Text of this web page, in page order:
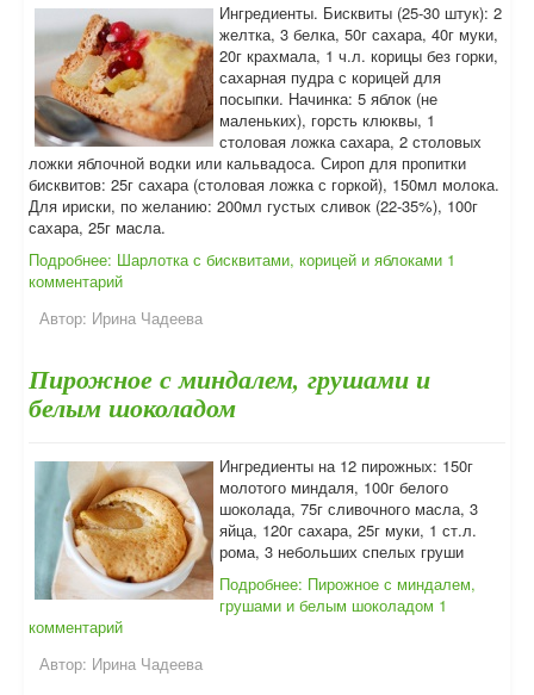
Ингредиенты. Бисквиты (25-30 штук): 2
желтка, 3 белка, 50г сахара, 40г муки,
20г крахмала, 1 ч.л. корицы без горки,
сахарная пудра с корицей для
посыпки. Начинка: 5 яблок (не
маленьких), горсть клюквы, 1
столовая ложка сахара, 2 столовых
ложки яблочной водки или кальвадоса. Сироп для пропитки
бисквитов: 25г сахара (столовая ложка с горкой), 150мл молока.
Для ириски, по желанию: 200мл густых сливок (22-35%), 100г
сахара, 25г масла.
Подробнее: Шарлотка с бисквитами, корицей и яблоками 1
комментарий
Автор: Ирина Чадеева
Пирожное с миндалем, грушами и
белым шоколадом
Ингредиенты на 12 пирожных: 150г
молотого миндаля, 100г белого
шоколада, 75г сливочного масла, 3
яйца, 120г сахара, 25г муки, 1 ст.л.
рома, 3 небольших спелых груши
Подробнее: Пирожное с миндалем,
грушами и белым шоколадом 1
комментарий
Автор: Ирина Чадеева